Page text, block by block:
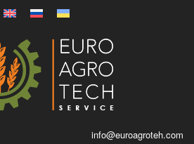
info@euroagroteh.com